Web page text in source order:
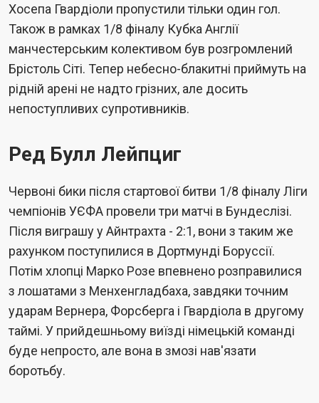
Хосепа Гвардіоли пропустили тільки один гол.
Також в рамках 1/8 фіналу Кубка Англії
манчестерським колективом був розгромлений
Брістоль Сіті. Тепер небесно-блакитні приймуть на
рідній арені не надто грізних, але досить
непоступливих супротивників.
Ред Булл Лейпциг
Червоні бики після стартової битви 1/8 фіналу Ліги
чемпіонів УЄФА провели три матчі в Бундеслізі.
Після виграшу у Айнтрахта - 2:1, вони з таким же
рахунком поступилися в Дортмунді Боруссії.
Потім хлопці Марко Розе впевнено розправилися
з лошатами з Менхенгладбаха, завдяки точним
ударам Вернера, Форсберга і Гвардіола в другому
таймі. У прийдешньому виїзді німецькій команді
буде непросто, але вона в змозі нав'язати
боротьбу.